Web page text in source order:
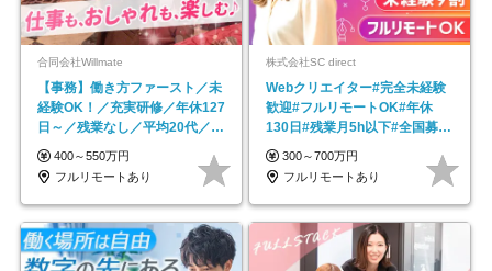
合同会社Willmate
【事務】働き方ファースト／未
経験OK！／充実研修／年休127
日～／残業なし／平均20代／リ
モートOK
400～550万円
フルリモートあり
株式会社SC direct
Webクリエイター#完全未経験
歓迎#フルリモートOK#年休
130日#残業月5h以下#全国募集
#最大1年の研修
300～700万円
フルリモートあり